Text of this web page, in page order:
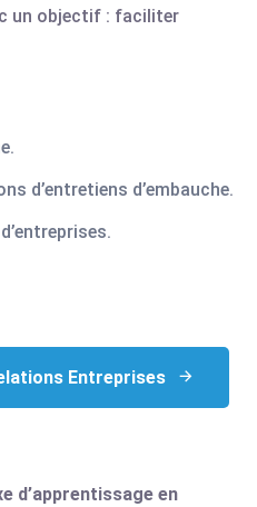
un objectif : faciliter
d’entretiens d’embauche.
Entreprises
d’apprentissage en